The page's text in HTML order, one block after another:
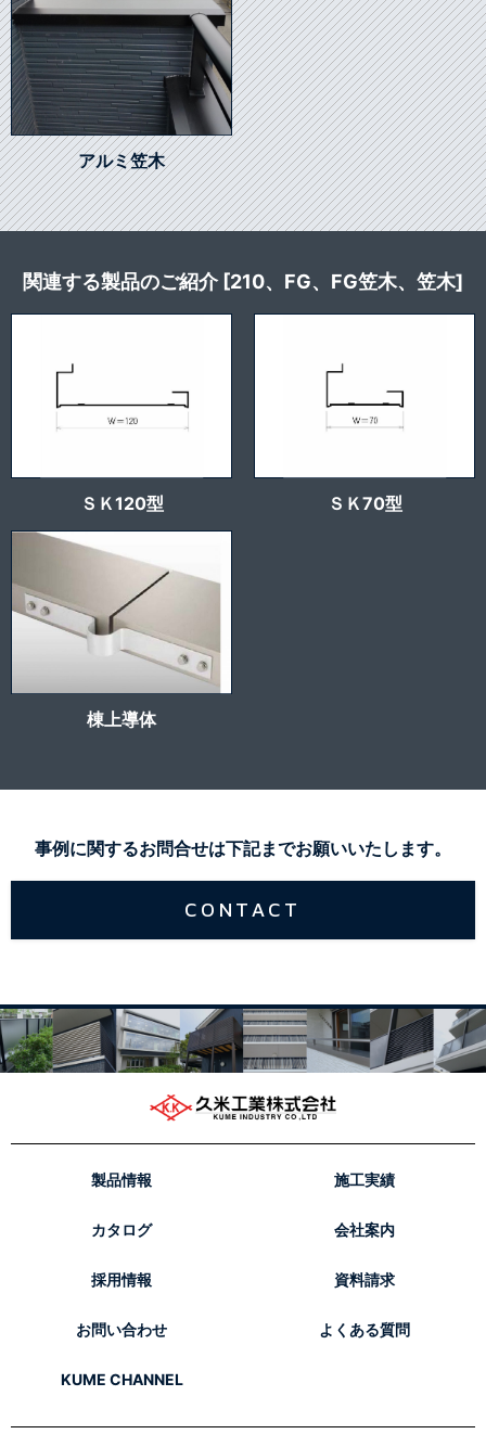
アルミ笠木
関連する製品のご紹介 [210、FG、FG笠木、笠木]
ＳＫ120型 ＳＫ70型
棟上導体
事例に関するお問合せは下記までお願いいたします。
CONTACT
製品情報 施工実績
カタログ 会社案内
採用情報 資料請求
お問い合わせ よくある質問
KUME CHANNEL